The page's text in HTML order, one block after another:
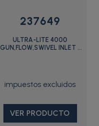
237649
ULTRA-LITE 4000
GUN,FLOW,SWIVEL INLET -
VER PRODUCTO